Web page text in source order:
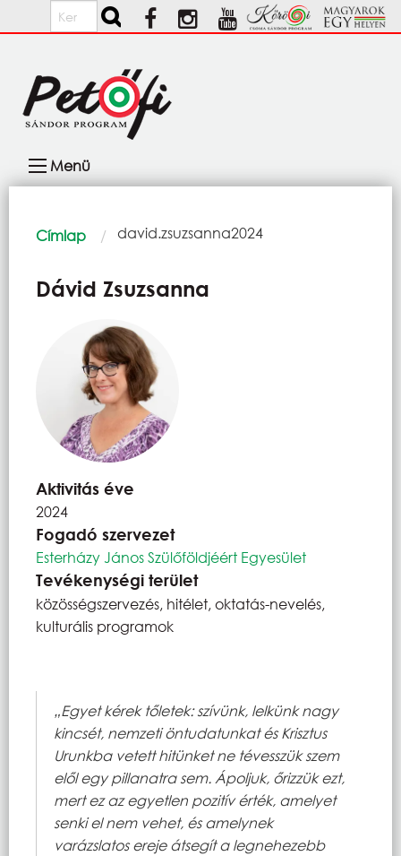
Ugrás a tartalomra
Keresés
navigáció
Menü
Morzsa
Címlap Current:
david.zsuzsanna2024
Dávid Zsuzsanna
Aktivitás éve
2024
Fogadó szervezet
Esterházy János Szülőföldjéért Egyesület
Tevékenységi terület
közösségszervezés, hitélet, oktatás-nevelés,
kulturális programok
„Egyet kérek tőletek: szívünk, lelkünk nagy
kincsét, nemzeti öntudatunkat és Krisztus
Urunkba vetett hitünket ne tévesszük szem
elől egy pillanatra sem. Ápoljuk, őrizzük ezt,
mert ez az egyetlen pozitív érték, amelyet
senki el nem vehet, és amelynek
varázslatos ereje átsegít a legnehezebb